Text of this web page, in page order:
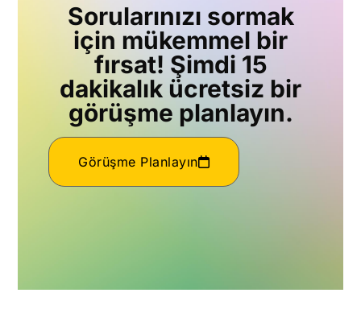
Sorularınızı sormak
için mükemmel bir
fırsat! Şimdi 15
dakikalık ücretsiz bir
görüşme planlayın.
Görüşme Planlayın